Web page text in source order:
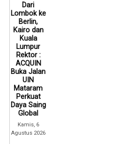
Dari
Lombok ke
Berlin,
Kairo dan
Kuala
Lumpur
Rektor :
ACQUIN
Buka Jalan
UIN
Mataram
Perkuat
Daya Saing
Global
Kamis, 6
Agustus 2026